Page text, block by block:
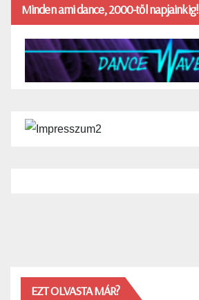
Minden ami dance, 2000-től napjainkig!
EZT OLVASTA MÁR?